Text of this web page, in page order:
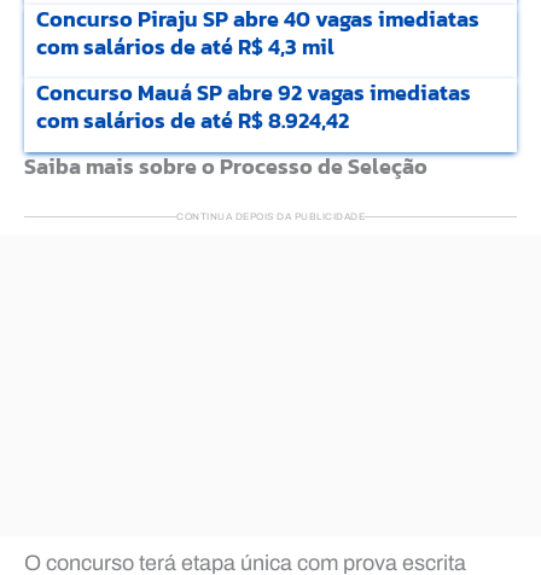
Concurso Piraju SP abre 40 vagas imediatas
com salários de até R$ 4,3 mil
Concurso Mauá SP abre 92 vagas imediatas
com salários de até R$ 8.924,42
Saiba mais sobre o Processo de Seleção
CONTINUA DEPOIS DA PUBLICIDADE
O concurso terá etapa única com prova escrita